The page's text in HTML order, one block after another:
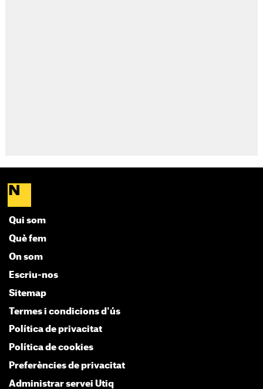
Qui som
Què fem
On som
Escriu-nos
Sitemap
Termes i condicions d'ús
Política de privacitat
Política de cookies
Preferències de privacitat
Administrar servei Utiq